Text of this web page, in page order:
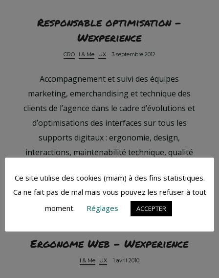
Responsable optimisation –
Wexperience
CRO I & Me UX 3 septembre 2012
Accompagnement et suivi des équipes
marketing, emerchandising et technique des
clients de l’agence dans le cadre d’évolutions et
d’optimisations des interfaces sur tous les
supports digitaux : ergonomie, design,
interactions, maintenabilité technique, qualité
LIRE LA SUITE
Ergonome Web – Wexperience
I & Me UX 1 avril 2010
Ce site utilise des cookies (miam) à des fins statistiques.
Ca ne fait pas de mal mais vous pouvez les refuser à tout
moment.
Réglages ACCEPTER